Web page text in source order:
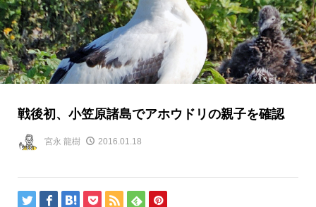
戦後初、小笠原諸島でアホウドリの親子を確認
宮永 龍樹 2016.01.18